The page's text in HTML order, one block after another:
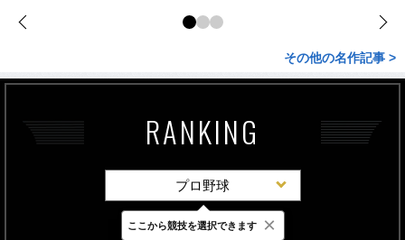
その他の名作記事 >
RANKING
プロ野球
最新 24時間 週間
ここから競技を選択できます ×